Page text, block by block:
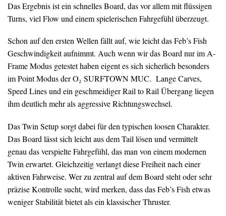
Das Ergebnis ist ein schnelles Board, das vor allem mit flüssigen
Turns, viel Flow und einem spielerischen Fahrgefühl überzeugt.
Schon auf den ersten Wellen fällt auf, wie leicht das Feb’s Fish
Geschwindigkeit aufnimmt. Auch wenn wir das Board nur im A-
Frame Modus getestet haben eigent es sich sicherlich besonders
im Point Modus der O₂ SURFTOWN MUC. Lange Carves,
Speed Lines und ein geschmeidiger Rail to Rail Übergang liegen
ihm deutlich mehr als aggressive Richtungswechsel.
Das Twin Setup sorgt dabei für den typischen loosen Charakter.
Das Board lässt sich leicht aus dem Tail lösen und vermittelt
genau das verspielte Fahrgefühl, das man von einem modernen
Twin erwartet. Gleichzeitig verlangt diese Freiheit nach einer
aktiven Fahrweise. Wer zu zentral auf dem Board steht oder sehr
präzise Kontrolle sucht, wird merken, dass das Feb’s Fish etwas
weniger Stabilität bietet als ein klassischer Thruster.